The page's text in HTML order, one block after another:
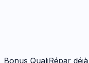
Bonus QualiRépar